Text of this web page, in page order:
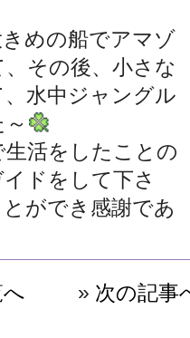
めの船でアマゾ
その後、小さな
水中ジャングル
活をしたことの
ドをして下さ
ができ感謝であ
» 次の記事